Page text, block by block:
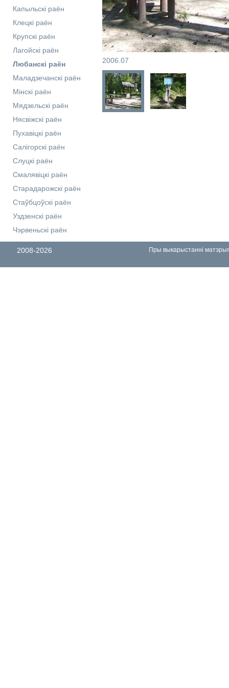
Капыльскі раён
Клецкі раён
Крупскі раён
Лагойскі раён
Любанскі раён
Маладзечанскі раён
Мінскі раён
Мядзельскі раён
Нясвіжскі раён
Пухавіцкі раён
Салігорскі раён
Слуцкі раён
Смалявіцкі раён
Старадарожскі раён
Стаўбцоўскі раён
Уздзенскі раён
Чэрвеньскі раён
2006.07
2008-2026 Пры выкарыстанні